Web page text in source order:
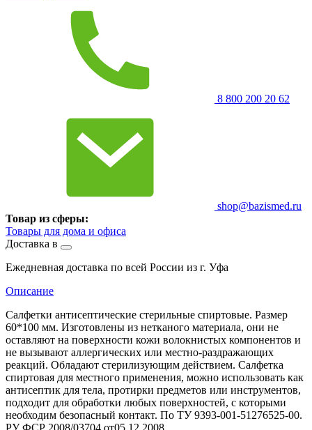
8 800 200 20 62
shop@bazismed.ru
Товар из сферы:
Товары для дома и офиса
Доставка в
Ежедневная доставка по всей России из г. Уфа
Описание
Салфетки антисептические стерильные спиртовые. Размер
60*100 мм. Изготовлены из нетканого материала, они не
оставляют на поверхности кожи волокнистых компонентов и
не вызывают аллергических или местно-раздражающих
реакций. Обладают стерилизующим действием. Салфетка
спиртовая для местного применения, можно использовать как
антисептик для тела, протирки предметов или инструментов,
подходит для обработки любых поверхностей, с которыми
необходим безопасный контакт. По ТУ 9393-001-51276525-00.
РУ ФСР 2008/03704 от05.12.2008.